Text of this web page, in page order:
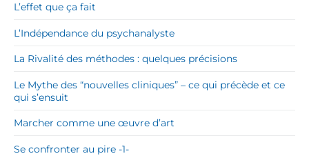
L’effet que ça fait
L’Indépendance du psychanalyste
La Rivalité des méthodes : quelques précisions
Le Mythe des “nouvelles cliniques” – ce qui précède et ce
qui s’ensuit
Marcher comme une œuvre d’art
Se confronter au pire -1-